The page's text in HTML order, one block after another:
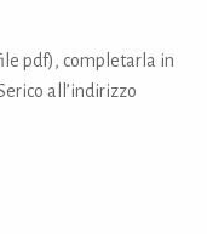
pdf), completarla in
all’indirizzo